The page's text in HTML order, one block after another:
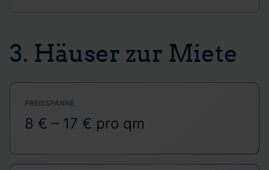
3. Häuser zur Miete
PREISSPANNE
8 € – 17 € pro qm